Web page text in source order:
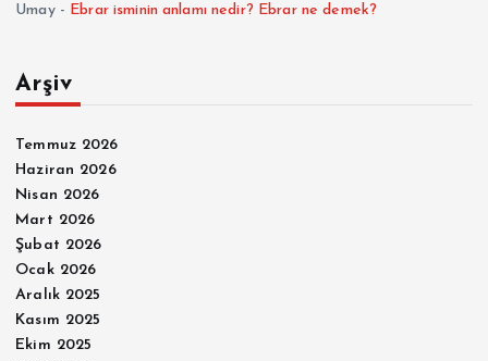
Umay- Ebrar isminin anlamı nedir? Ebrar ne demek?
Arşiv
Temmuz 2026
Haziran 2026
Nisan 2026
Mart 2026
Şubat 2026
Ocak 2026
Aralık 2025
Kasım 2025
Ekim 2025